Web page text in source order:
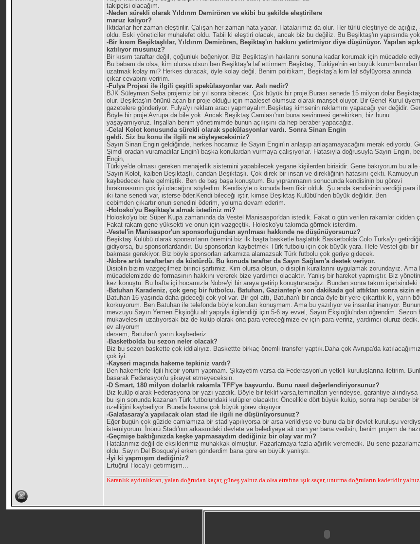
takipçisi olacağım.
-Neden sürekli olarak Yıldırım Demirören ve ekibi bu şekilde eleştirilere
maruz kalıyor?
İktidarlar her zaman eleştirilir. Çalışan her zaman hata yapar. Hatalarımız da olur. Her türlü eleştiriye de
oldu. Eski yöneticiler muhalefet oldu. Tabii ki eleştiri olacak, ancak biz bu değiliz. Bu Beşiktaş'ın yapısında
-Bir kısım Beşiktaşlılar, Yıldırım Demirören, Beşiktaş'ın hakkını yetirtmiyor diye düşünüyor. Yapılan
katılıyor musunuz?
Bir kısım taraftar değil, çoğunluk beğeniyor. Biz Beşiktaş'ın haklarını sonuna kadar korumak için mücadele
Bu babam da olsa, kim olursa olsun ben Beşiktaş'a laf ettirmem.Beşiktaş, Türkiye'nin en büyük
uzatmak kolay mı? Herkes duracak, öyle kolay değil. Benim politikam, Beşiktaş'a kim laf söylüyorsa anında
çıkar cevabını veririm.
-Fulya Projesi ile ilgili çeşitli spekülasyonlar var. Aslı nedir?
BJK Süleyman Seba projemiz bir yıl sonra bitecek. Çok büyük bir proje.Burası senede 15 milyon dolar
olur. Beşiktaş'ın önünü açan bir proje olduğu için maalesef olumsuz olarak manşet oluyor. Bir Genel Kurul
gazetelere gönderiyor. Fulya'yı reklam aracı yapmayalım.Beşiktaş kimsenin reklamını yapacağı yer değidir.
Böyle bir proje Avrupa da bile yok. Ancak Beşiktaş Camiası'nın buna sevinmesi gerekirken, biz bunu
yaşayamıyoruz. İnşallah benim yönetimimde bunun açılışını da hep beraber yapacağız.
-Celal Kolot konusunda sürekli olarak spekülasyonlar vardı. Sonra Sinan Engin
geldi. Siz bu konu ile ilgili ne söyleyeceksiniz?
Sayın Sinan Engin geldiğinde, herkes hocamız ile Sayın Engin'in anlaşıp anlaşamayacağını merak
Şimdi oradan vuramadılar Engin'i başka konulardan vurmaya çalışıyorlar. Hatasıyla doğrusuyla Sayın Engin,
Engin,
Türkiye'de olması gereken menajerlik sistemini yapabilecek yegane kişilerden birisidir. Gene bakıyorum bu
Sayın Kolot, kalben Beşiktaşlı, candan Beşiktaşlı. Çok direk bir insan ve direkliğinin hatasını çekti.
kaybedecek hale gelmiştik. Ben de baş başa konuştum. Bu yıpranmanın sonucunda kendisinin bu görevi
bırakmasının çok iyi olacağını söyledim. Kendisiyle o konuda hem fikir olduk. Şu anda kendisinin verdiği
iki tane senedi var, isterse öder.Kendi bileceği iştir, kimse Beşiktaş Kulübü'nden büyük değildir. Ben
cebimden çıkartır onun senedini öderim, yoluma devam ederim.
-Holosko'yu Beşiktaş'a almak istediniz mi?
Holosko'yu biz Süper Kupa zamanında da Vestel Manisaspor'dan istedik. Fakat o gün verilen rakamlar
Fakat rakam gene yüksekti ve onun için vazgeçtik. Holosko'yu takımda görmek isterdim.
-Vestel'in Manisaspor'un sponsorluğundan ayrılması hakkınde ne düşünüyorsunuz?
Beşiktaş Kulübü olarak sponsorların önemini biz ilk başta basketle başlattık.Basketbolda Colo Turka'yı
gidiyorsa, bu sponsorlardandır. Bu sponsorları kaybetmek Türk futbolu için çok büyük yara. Hele Vestel gibi
bakması gerekiyor. Biz böyle sponsorları arkamıza alamazsak Türk futbolu çok geriye gidecek.
-Nobre artık taraftarları da küstürdü. Bu konuda taraftar da Sayın Sağlam'a destek veriyor.
Disiplin bizim vazgeçilmez birinci şartımız. Kim olursa olsun, o disiplin kurallarını uygulamak zorundayız.
mücadelemizde de formasının hakkını vererek bize yardımcı olacaktır. Yanlış bir hareket yapmıştır. Biz
kez konuştu. Bu hafta içi hocamızla Nobre'yi bir araya getirip konuşturacağız. Bundan sonra takım içerisindeki
-Batuhan Karadeniz, çok genç bir futbolcu. Batuhan, Gaziantep'e son dakikada gol attıktan sonra sizin
Batuhan 16 yaşında daha gideceği çok yol var. Bir gol attı, Batuhan'ı bir anda öyle bir yere çıkarttık ki,
korkuyorum. Ben Batuhan ile telefonda böyle konuları konuşmam. Ama bu yazılıyor ve insanlar inanıyor.
mevzuyu Sayın Yemen Ekşioğlu alt yapıyla ilgilendiği için 5-6 ay evvel, Sayın Ekşioğlu'ndan öğrendim. Sezon
mukavelesini uzatıyorsak biz de kulüp olarak ona para vereceğimize ev için para veririz, yardımcı oluruz
ev alıyorum
dersem, Batuhan'ı yarın kaybederiz.
-Basketbolda bu sezon neler olacak?
Biz bu sezon baskette çok iddialıyız. Baskettte birkaç önemli transfer yaptık.Daha çok Avrupa'da
çok iyi.
-Kayseri maçında hakeme tepkiniz vardı?
Ben hakemlerle ilgili hiçbir yorum yapmam. Şikayetim varsa da Federasyon'un yetkili kuruluşlarına iletirim.
basarak Federasyon'u şikayet etmeyeceksin.
-D Smart, 180 milyon dolarlık rakamla TFF'ye başvurdu. Bunu nasıl değerlendiriyorsunuz?
Biz kulüp olarak Federasyona bir yazı yazdık. Böyle bir teklif varsa,teminatları yerindeyse, garantiye
bu işin sonunda kazanan Türk futbolundaki kulüpler olacaktır. Öncelikle dört büyük kulüp, sonra hep beraber
özelliğini kaybediyor. Burada basına çok büyük görev düşüyor.
-Galatasaray'a yapılacak olan stad ile ilgili ne düşünüyorsunuz?
Eğer bugün çok güzide camiamıza bir stad yapılıyorsa bir arsa verildiyse ve bunu da bir devlet kuruluşu
istemiyorum. İnönü Stadı'nın arkasındaki devlete ve belediyeye ait olan yer bana verilsin, benim projem de
-Geçmişe baktığınızda keşke yapmasaydım dediğiniz bir olay var mı?
Hatalarımız değil de eksiklerimiz muhakkak olmuştur. Pazarlamaya fazla ağırlık veremedik. Bu sene
oldu. Sayın Del Bosque'yi erken gönderdim bana göre en büyük yanlıştı.
-İyi ki yapmışım dediğiniz?
Ertuğrul Hoca'yı getirmişim...
Karanlık aydınlıktan, yalan doğrudan kaçar, güneş yalnız da olsa etrafına ışık saçar, unutma doğruların kaderidir